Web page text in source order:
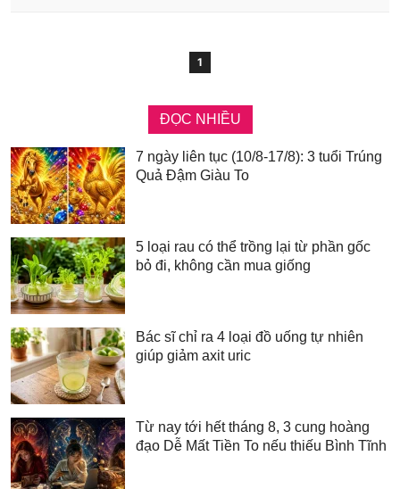
1
ĐỌC NHIỀU
7 ngày liên tục (10/8-17/8): 3 tuổi Trúng
Quả Đậm Giàu To
5 loại rau có thể trồng lại từ phần gốc
bỏ đi, không cần mua giống
Bác sĩ chỉ ra 4 loại đồ uống tự nhiên
giúp giảm axit uric
Từ nay tới hết tháng 8, 3 cung hoàng
đạo Dễ Mất Tiền To nếu thiếu Bình Tĩnh